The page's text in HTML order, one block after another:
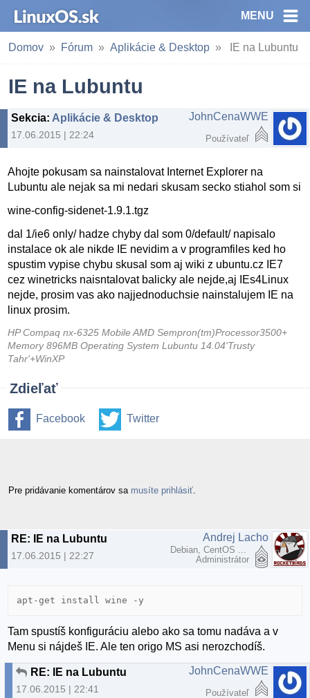
MENU
Domov Fórum Aplikácie & Desktop IE na Lubuntu
IE na Lubuntu
Sekcia: Aplikácie & Desktop
17.06.2015 | 22:24
JohnCenaWWE
Používateľ
Ahojte pokusam sa nainstalovat Internet Explorer na
Lubuntu ale nejak sa mi nedari skusam secko stiahol som si
wine-config-sidenet-1.9.1.tgz
dal 1/ie6 only/ hadze chyby dal som 0/default/ napisalo
instalace ok ale nikde IE nevidim a v programfiles ked ho
spustim vypise chybu skusal som aj wiki z ubuntu.cz IE7
cez winetricks naisntalovat balicky ale nejde,aj IEs4Linux
nejde, prosim vas ako najjednoduchsie nainstalujem IE na
linux prosim.
HP Compaq nx-6325 Mobile AMD Sempron(tm)Processor3500+
Memory 896MB Operating System Lubuntu 14.04'Trusty
Tahr'+WinXP
Zdieľať
Facebook Twitter
Pre pridávanie komentárov sa musíte prihlásiť
RE: IE na Lubuntu
17.06.2015 | 22:27
Andrej Lacho
Debian, CentOS ...
Administrátor
apt-get install wine -y
Tam spustíš konfiguráciu alebo ako sa tomu nadáva a v
Menu si nájdeš IE. Ale ten origo MS asi nerozchodíš.
RE: IE na Lubuntu
17.06.2015 | 22:41
JohnCenaWWE
Používateľ